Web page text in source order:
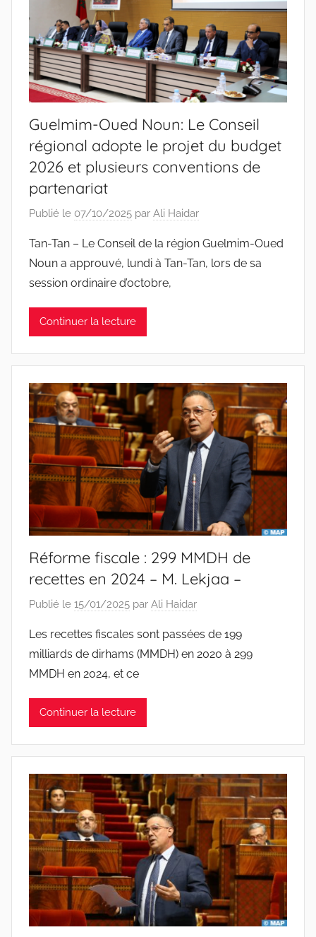
Guelmim-Oued Noun: Le Conseil
régional adopte le projet du budget
2026 et plusieurs conventions de
partenariat
Publié le 07/10/2025 par Ali Haidar
Tan-Tan – Le Conseil de la région Guelmim-Oued
Noun a approuvé, lundi à Tan-Tan, lors de sa
session ordinaire d’octobre,
Continuer la lecture
Réforme fiscale : 299 MMDH de
recettes en 2024 – M. Lekjaa –
Publié le 15/01/2025 par Ali Haidar
Les recettes fiscales sont passées de 199
milliards de dirhams (MMDH) en 2020 à 299
MMDH en 2024, et ce
Continuer la lecture